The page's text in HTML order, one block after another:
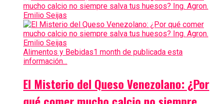
Alimentos y Bebidas1 month de publicada esta
información...
El Misterio del Queso Venezolano: ¿Por